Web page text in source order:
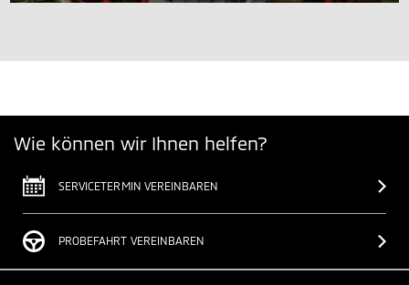
Wie können wir Ihnen helfen?
SERVICETERMIN VEREINBAREN
PROBEFAHRT VEREINBAREN